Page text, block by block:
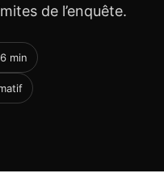
de l’enquête.
min